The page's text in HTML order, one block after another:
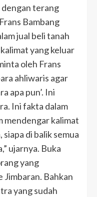
terang
Bambang
jual beli tanah
yang keluar
oleh Frans
ahliwaris agar
apa pun’. Ini
Ini fakta dalam
mendengar kalimat
di balik semua
ujarnya. Buka
yang
Jimbaran. Bahkan
yang sudah